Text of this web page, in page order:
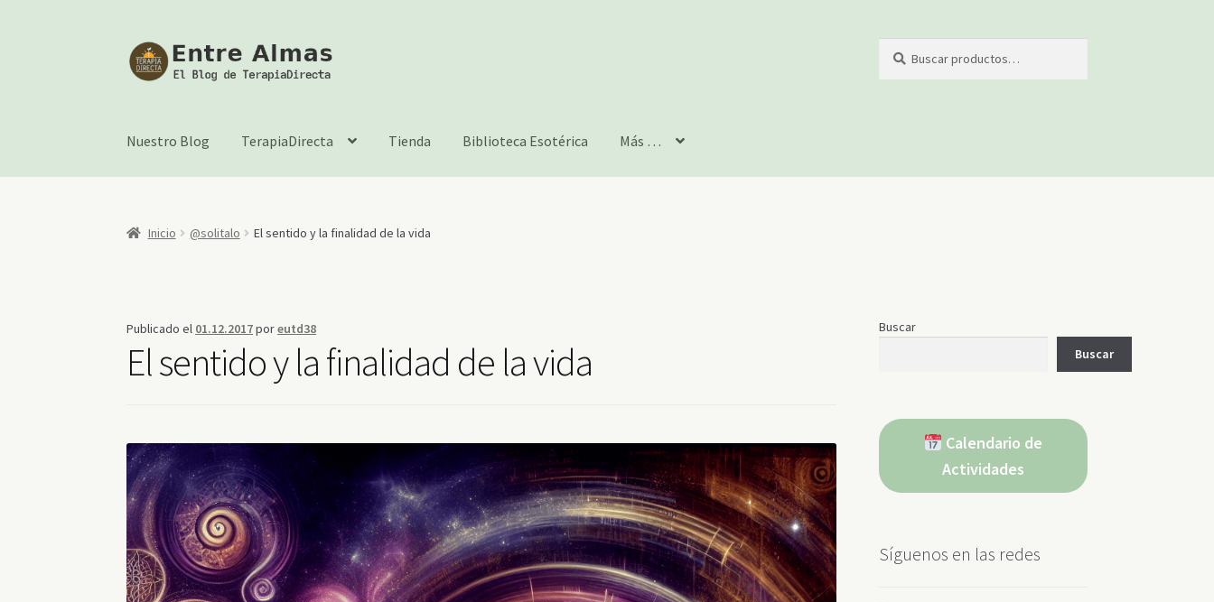
Ir
a
Ir
al
por:
Nuestro Blog TerapiaDirecta Tienda Biblioteca Esotérica Más …
Inicio @solitalo El sentido y la finalidad de la vida
Publicado el 01.12.2017poreutd38
El sentido y la finalidad de la vida
Buscar
Buscar
Calendario de
Actividades
Síguenos en las redes